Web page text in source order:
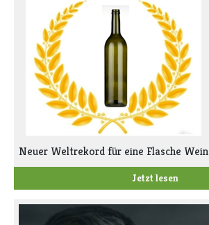
Neuer Weltrekord für eine Flasche Wein
Jetzt lesen